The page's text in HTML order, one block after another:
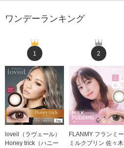
ワンデーランキング
1
loveil（ラヴェール）
Honey trick（ハニー
2
FLANMY フランミー
ミルクプリン 佐々木